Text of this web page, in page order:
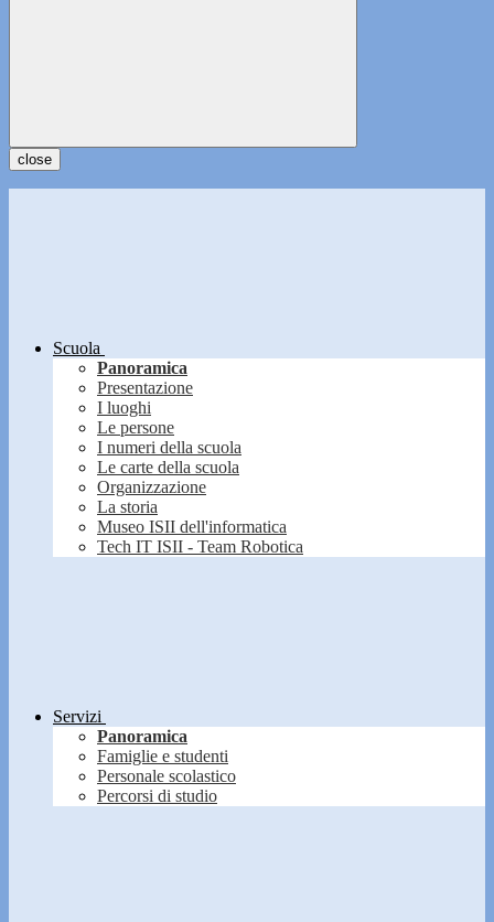
close
Scuola
Panoramica
Presentazione
I luoghi
Le persone
I numeri della scuola
Le carte della scuola
Organizzazione
La storia
Museo ISII dell'informatica
Tech IT ISII - Team Robotica
Servizi
Panoramica
Famiglie e studenti
Personale scolastico
Percorsi di studio